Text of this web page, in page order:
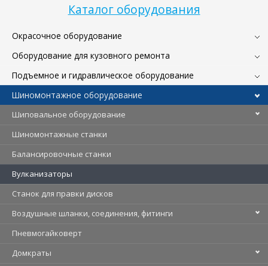
Каталог оборудования
Окрасочное оборудование
Оборудование для кузовного ремонта
Подъемное и гидравлическое оборудование
Шиномонтажное оборудование
Шиповальное оборудование
Шиномонтажные станки
Балансировочные станки
Вулканизаторы
Станок для правки дисков
Воздушные шланки, соединения, фитинги
Пневмогайковерт
Домкраты